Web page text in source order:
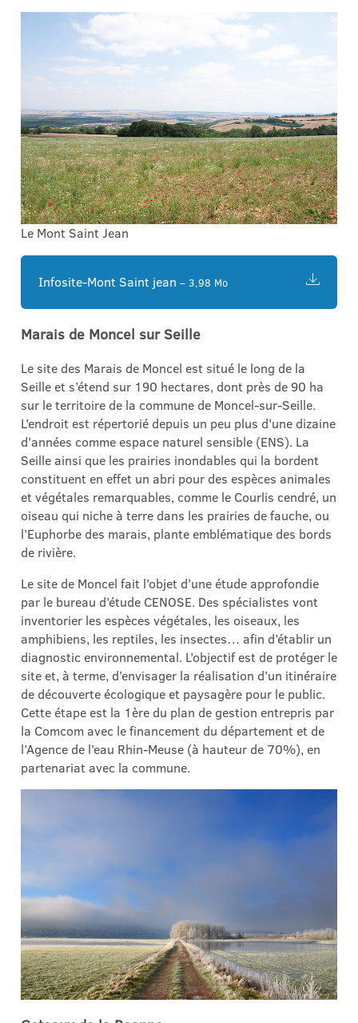
Le Mont Saint Jean
Infosite-Mont Saint jean – 3,98 Mo
Marais de Moncel sur Seille
Le site des Marais de Moncel est situé le long de la
Seille et s’étend sur 190 hectares, dont près de 90 ha
sur le territoire de la commune de Moncel-sur-Seille.
L’endroit est répertorié depuis un peu plus d’une dizaine
d’années comme espace naturel sensible (ENS). La
Seille ainsi que les prairies inondables qui la bordent
constituent en effet un abri pour des espèces animales
et végétales remarquables, comme le Courlis cendré, un
oiseau qui niche à terre dans les prairies de fauche, ou
l’Euphorbe des marais, plante emblématique des bords
de rivière.
Le site de Moncel fait l’objet d’une étude approfondie
par le bureau d’étude CENOSE. Des spécialistes vont
inventorier les espèces végétales, les oiseaux, les
amphibiens, les reptiles, les insectes… afin d’établir un
diagnostic environnemental. L’objectif est de protéger le
site et, à terme, d’envisager la réalisation d’un itinéraire
de découverte écologique et paysagère pour le public.
Cette étape est la 1ère du plan de gestion entrepris par
la Comcom avec le financement du département et de
l’Agence de l’eau Rhin-Meuse (à hauteur de 70%), en
partenariat avec la commune.